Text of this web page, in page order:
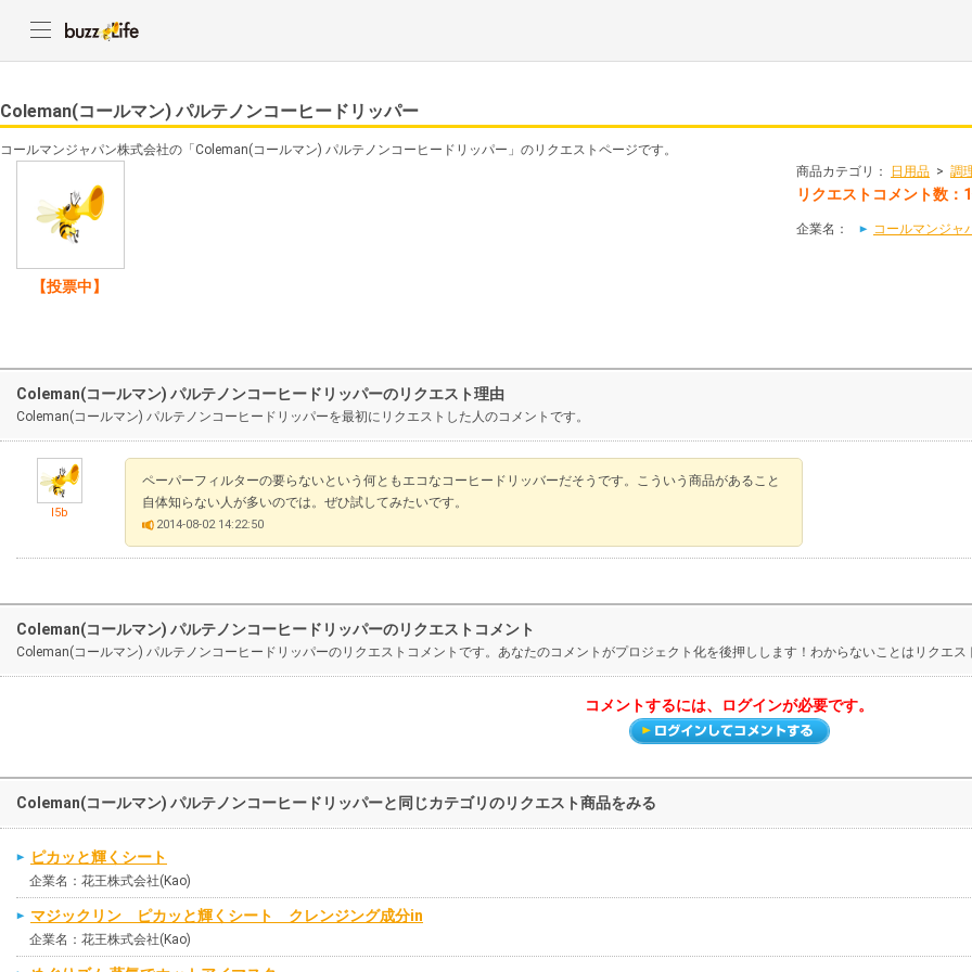
Coleman(コールマン) パルテノンコーヒードリッパー
コールマンジャパン株式会社の「Coleman(コールマン) パルテノンコーヒードリッパー」のリクエストページです。
【投票中】
商品カテゴリ： 日用品 > 調
リクエストコメント数：
企業名： コールマンジャ
Coleman(コールマン) パルテノンコーヒードリッパーのリクエスト理由
Coleman(コールマン) パルテノンコーヒードリッパーを最初にリクエストした人のコメントです。
l5b
ペーパーフィルターの要らないという何ともエコなコーヒードリッバーだそうです。こういう商品があること
自体知らない人が多いのでは。ぜひ試してみたいです。
2014-08-02 14:22:50
Coleman(コールマン) パルテノンコーヒードリッパーのリクエストコメント
Coleman(コールマン) パルテノンコーヒードリッパーのリクエストコメントです。あなたのコメントがプロジェクト化を後押しします！わからないことはリクエス
コメントするには、ログインが必要です。
Coleman(コールマン) パルテノンコーヒードリッパーと同じカテゴリのリクエスト商品をみる
ピカッと輝くシート
企業名：花王株式会社(Kao)
マジックリン ピカッと輝くシート クレンジング成分in
企業名：花王株式会社(Kao)